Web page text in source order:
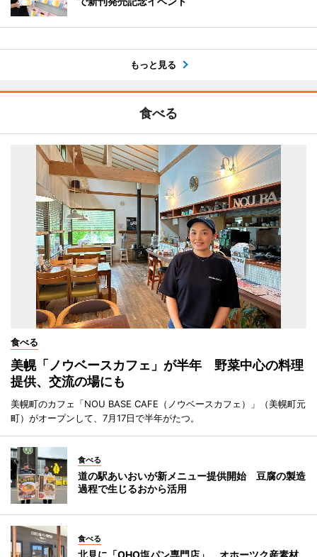
もっと見る
食べる
食べる
美幌「ノウベースカフェ」が半年 野菜中心の料理
提供、交流の場にも
美幌町のカフェ「NOU BASE CAFE（ノウベースカフェ）」（美幌町元
町）がオープンして、7月17日で半年がたつ。
食べる
道の駅あいおいが新メニュー提供開始 豆腐の製造
過程で生じるおから活用
食べる
北見に「OHO塩パン専門店」 オホーツク産素材